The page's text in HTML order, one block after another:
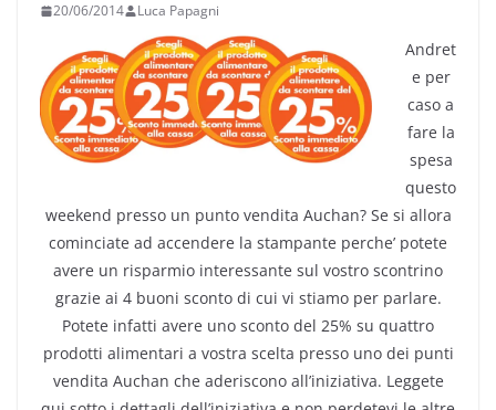
20/06/2014 Luca Papagni
Andret
e per
caso a
fare la
spesa
questo
weekend presso un punto vendita Auchan? Se si allora
cominciate ad accendere la stampante perche’ potete
avere un risparmio interessante sul vostro scontrino
grazie ai 4 buoni sconto di cui vi stiamo per parlare.
Potete infatti avere uno sconto del 25% su quattro
prodotti alimentari a vostra scelta presso uno dei punti
vendita Auchan che aderiscono all’iniziativa. Leggete